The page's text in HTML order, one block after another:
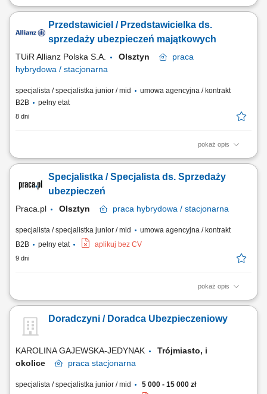
Aktywne pozyskiwanie klientów i sprzedaż produktów
Przygotowywanie ofert i prowadzenie spotkań sprzedażowych. Analiza
potrzeb klienta i rekomendowanie dopasowanych rozwiązań.
Przedstawiciel / Przedstawicielka ds.
sprzedaży ubezpieczeń majątkowych
TUiR Allianz Polska S.A. Olsztyn
praca
hybrydowa / stacjonarna
specjalista / specjalistka junior / mid
umowa agencyjna / kontrakt
B2B
pełny etat
8 dni
pokaż opis
Zakres obowiązków: Budowanie i rozwijanie relacji z klientami; Analiza
Prowadzenie spotkań online i stacjonarnych; Rozwijanie własnego
portfela klientów; Aktywne pozyskiwanie nowych kontaktów
Specjalistka / Specjalista ds. Sprzedaży
ubezpieczeń
Praca.pl Olsztyn praca hybrydowa / stacjonarna
specjalista / specjalistka junior / mid
umowa agencyjna / kontrakt
B2B
pełny etat aplikuj bez CV
9 dni
pokaż opis
Zadania Tworzenie i pielęgnowanie trwałych więzi biznesowych.
dedykowanych rozwiązań polisowych. Organizowanie oraz
prowadzenie prezentacji i konsultacji w trybie online oraz stacjonarnie.
Doradczyni / Doradca Ubezpieczeniowy
KAROLINA GAJEWSKA-JEDYNAK
Trójmiasto, i
okolice
praca stacjonarna
specjalista / specjalistka junior / mid
5 000 - 15 000 zł